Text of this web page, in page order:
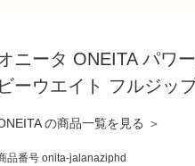
ニータ ONEITA パワ
ビーウエイト フルジッ
の商品一覧を見る ＞
品番号 onita-jalanaziphd